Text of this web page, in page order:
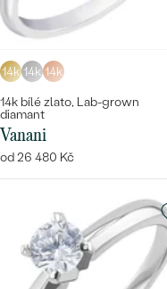
14k 14k 14k
14k bílé zlato, Lab-grown
diamant
Vanani
od 26 480 Kč